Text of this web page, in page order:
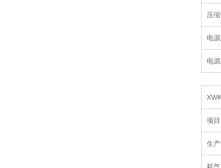
压
电
电
项目
生